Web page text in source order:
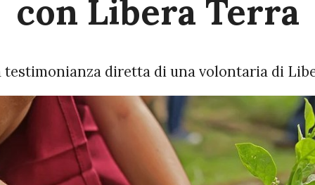
con Libera Terra
testimonianza diretta di una volontaria di